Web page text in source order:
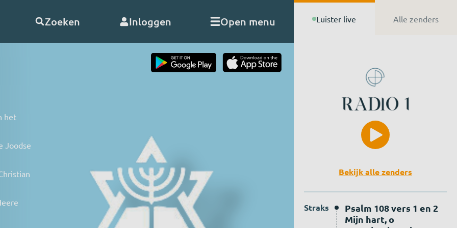
Zoeken Inloggen Open menu
RO. En met uw hulp kunnen wij
doorgaan!
Bekijk de voordelen
het
Joodse
Luister live Alle zenders
Bekijk alle zenders
Straks
Psalm 108 vers 1 en 2
Mijn hart, o